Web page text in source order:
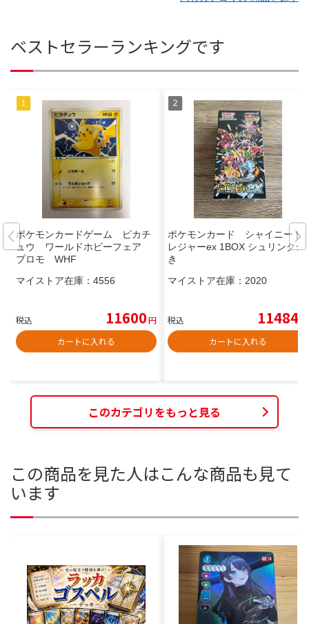
ベストセラーランキングです
ポケモンカードゲーム ピカチ
ュウ ワールドホビーフェア
プロモ WHF
マイストア在庫： 4556
税込 11600円
カートに入れる
ポケモンカード シャイニート
レジャーex 1BOX シュリンク付
き
マイストア在庫： 2020
税込 11484
カートに入れる
このカテゴリをもっと見る
この商品を見た人はこんな商品も見て
います